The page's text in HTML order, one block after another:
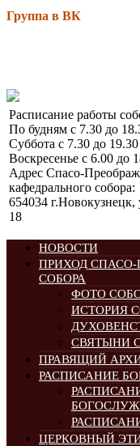
Группа в ВК
Расписание работы
По будням с 7.30 до
Суббота с 7.30 до 19.30
Воскресенье с 6.00 до
Адрес Спасо-
кафедрального собора:
654034 г.Новокузнецк,
18
НОВОСТИ
ПРИХОД
СОБОРА
ФОТО
ИСТОРИЯ
СВЯТЫНИ
ПРАВЯЩИЙ
РАСПИСАНИЕ
ЦЕРКОВНЫЙ